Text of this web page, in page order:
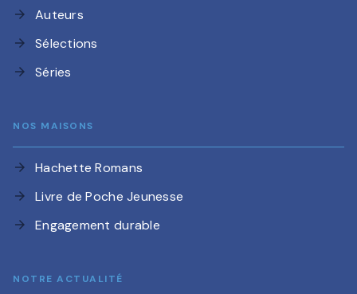
arrow_forward Auteurs
arrow_forward Sélections
arrow_forward Séries
NOS MAISONS
arrow_forward Hachette Romans
arrow_forward Livre de Poche Jeunesse
arrow_forward Engagement durable
NOTRE ACTUALITÉ